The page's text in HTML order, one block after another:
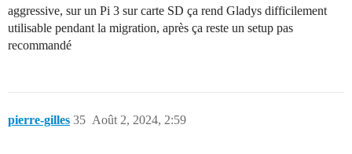
aggressive, sur un Pi 3 sur carte SD ça rend Gladys difficilement
utilisable pendant la migration, après ça reste un setup pas
recommandé
pierre-gilles Août 2, 2024, 2:59
35